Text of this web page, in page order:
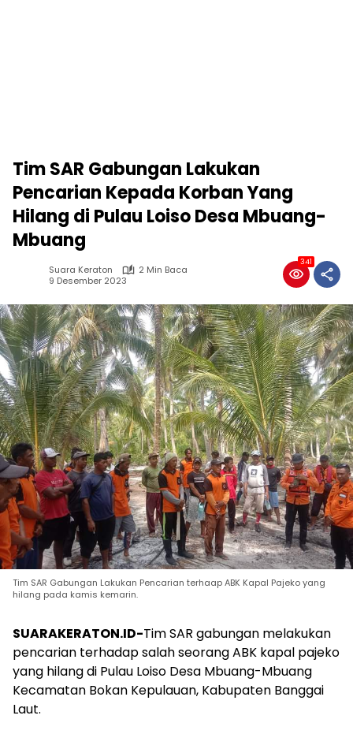
Tim SAR Gabungan Lakukan
Pencarian Kepada Korban Yang
Hilang di Pulau Loiso Desa Mbuang-
Mbuang
Suara Keraton
2 Min Baca
9 Desember 2023
341
Tim SAR Gabungan Lakukan Pencarian terhaap ABK Kapal Pajeko yang
hilang pada kamis kemarin.
SUARAKERATON.ID-Tim SAR gabungan melakukan
pencarian terhadap salah seorang ABK kapal pajeko
yang hilang di Pulau Loiso Desa Mbuang-Mbuang
Kecamatan Bokan Kepulauan, Kabupaten Banggai
Laut.